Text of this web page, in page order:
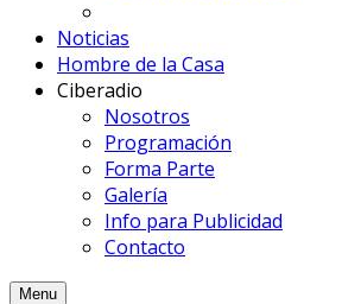
Noticias
Hombre de la Casa
Ciberadio
Nosotros
Programación
Forma Parte
Galería
Info para Publicidad
Contacto
Menu